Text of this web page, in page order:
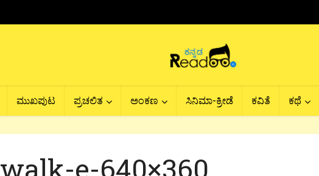
ಮುಖಪುಟ ಪ್ರಚಲಿತ ಅಂಕಣ ಸಿನಿಮಾ-ಕ್ರೀಡೆ ಕವಿತೆ ಕಥೆ
walk-e-640×360